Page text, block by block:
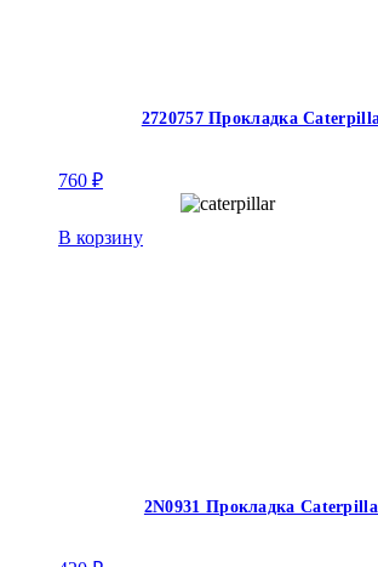
2720757 Прокладка
760 ₽
В корзину
2N0931 Прокладка